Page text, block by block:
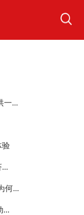
一...
验
何...
...